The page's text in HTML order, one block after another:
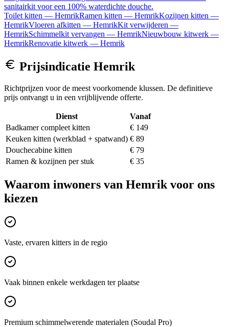
sanitairkit voor een 100% waterdichte douche.
Toilet kitten — HemrikRamen kitten — HemrikKozijnen kitten —
HemrikVloeren afkitten — HemrikKit verwijderen —
HemrikSchimmelkit vervangen — HemrikNieuwbouw kitwerk —
HemrikRenovatie kitwerk — Hemrik
Prijsindicatie Hemrik
Richtprijzen voor de meest voorkomende klussen. De definitieve
prijs ontvangt u in een vrijblijvende offerte.
Dienst
Vanaf
Badkamer compleet kitten
€ 149
Keuken kitten (werkblad + spatwand) € 89
Douchecabine kitten
€ 79
Ramen & kozijnen per stuk
€ 35
Waarom inwoners van Hemrik voor ons
kiezen
Vaste, ervaren kitters in de regio
Vaak binnen enkele werkdagen ter plaatse
Premium schimmelwerende materialen (Soudal Pro)